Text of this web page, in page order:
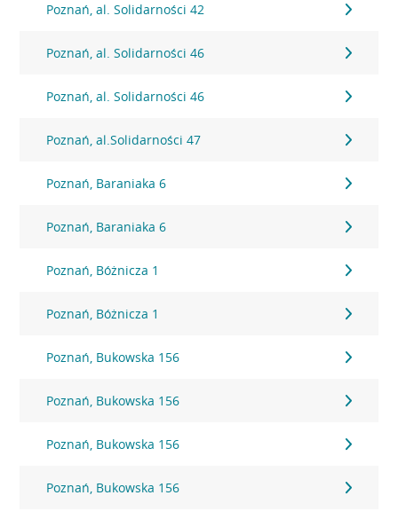
Poznań, al. Solidarności 42
Poznań, al. Solidarności 46
Poznań, al. Solidarności 46
Poznań, al.Solidarności 47
Poznań, Baraniaka 6
Poznań, Baraniaka 6
Poznań, Bóżnicza 1
Poznań, Bóżnicza 1
Poznań, Bukowska 156
Poznań, Bukowska 156
Poznań, Bukowska 156
Poznań, Bukowska 156